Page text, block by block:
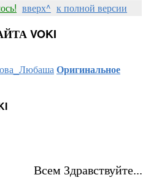
вверх^ к полной версии
VOKI
Оригинальное
Всем Здравствуйте...